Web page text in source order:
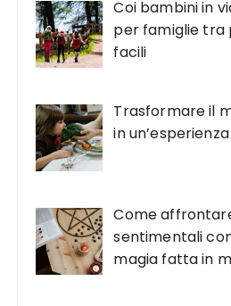
Coi bambini in
per famiglie tra
facili
Trasformare il
in
Come
sentimentali
magia fatta in